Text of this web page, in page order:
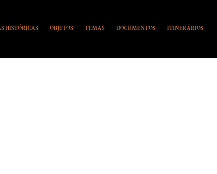
HISTÓRICAS OBJETOS TEMAS DOCUMENTOS ITINERÁRIOS